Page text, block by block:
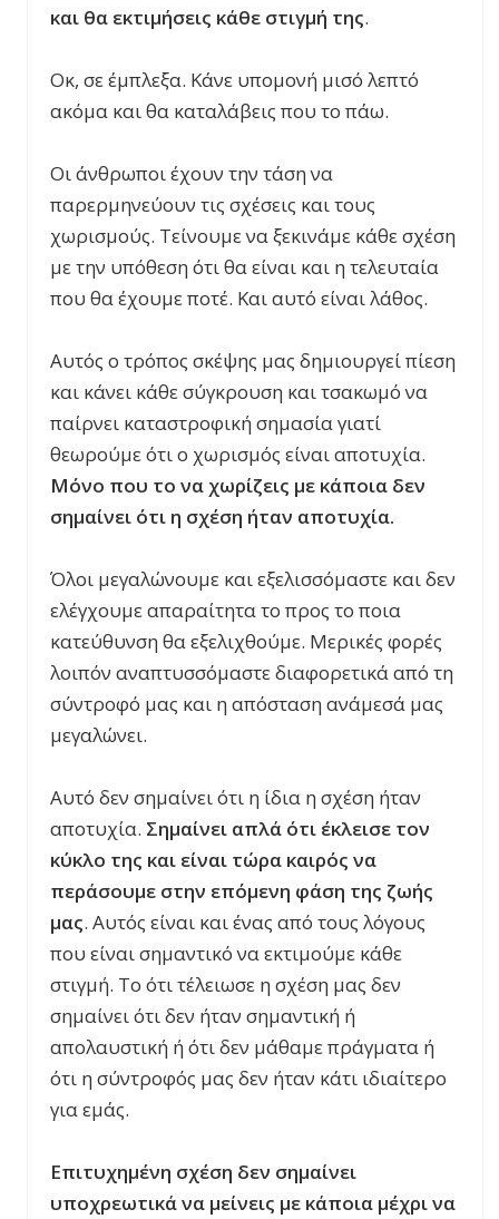
και θα εκτιμήσεις κάθε στιγμή της.
Οκ, σε έμπλεξα. Κάνε υπομονή μισό λεπτό
ακόμα και θα καταλάβεις που το πάω.
Οι άνθρωποι έχουν την τάση να
παρερμηνεύουν τις σχέσεις και τους
χωρισμούς. Τείνουμε να ξεκινάμε κάθε σχέση
με την υπόθεση ότι θα είναι και η τελευταία
που θα έχουμε ποτέ. Και αυτό είναι λάθος.
Αυτός ο τρόπος σκέψης μας δημιουργεί πίεση
και κάνει κάθε σύγκρουση και τσακωμό να
παίρνει καταστροφική σημασία γιατί
θεωρούμε ότι ο χωρισμός είναι αποτυχία.
Μόνο που το να χωρίζεις με κάποια δεν
σημαίνει ότι η σχέση ήταν αποτυχία.
Όλοι μεγαλώνουμε και εξελισσόμαστε και δεν
ελέγχουμε απαραίτητα το προς το ποια
κατεύθυνση θα εξελιχθούμε. Μερικές φορές
λοιπόν αναπτυσσόμαστε διαφορετικά από τη
σύντροφό μας και η απόσταση ανάμεσά μας
μεγαλώνει.
Αυτό δεν σημαίνει ότι η ίδια η σχέση ήταν
αποτυχία. Σημαίνει απλά ότι έκλεισε τον
κύκλο της και είναι τώρα καιρός να
περάσουμε στην επόμενη φάση της ζωής
μας. Αυτός είναι και ένας από τους λόγους
που είναι σημαντικό να εκτιμούμε κάθε
στιγμή. Το ότι τέλειωσε η σχέση μας δεν
σημαίνει ότι δεν ήταν σημαντική ή
απολαυστική ή ότι δεν μάθαμε πράγματα ή
ότι η σύντροφός μας δεν ήταν κάτι ιδιαίτερο
για εμάς.
Επιτυχημένη σχέση δεν σημαίνει
υποχρεωτικά να μείνεις με κάποια μέχρι να